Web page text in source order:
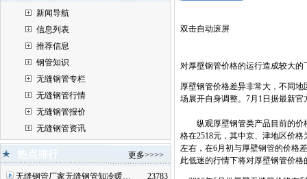
新闻导航
信息列表
推荐信息
钢管知识
无缝钢管专栏
无缝钢管行情
无缝钢管报价
无缝钢管资讯
热点排行 更多>>>>
无缝钢管厂家无缝钢管知冷暖…
23783
双击自动滚屏
对厚壁钢管价格的运行造成较大的
厚壁钢管价格差异非常大，不同
场展开自身调整。7月1日据最新
纵观厚壁钢管类产品目前的价格
格在2518元，其中京、津地区价
左右，在6月初与厚壁钢管的价格
此低迷的行情下将对厚壁钢管价